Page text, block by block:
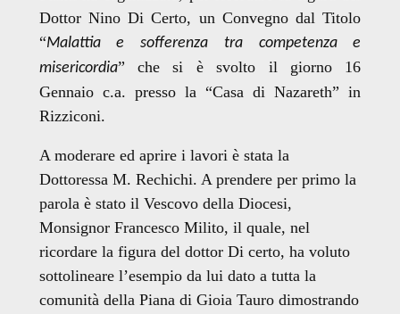
Dottor Nino Di Certo, un Convegno dal Titolo
“Malattia e sofferenza tra competenza e
misericordia” che si è svolto il giorno 16
Gennaio c.a. presso la “Casa di Nazareth” in
Rizziconi.
A moderare ed aprire i lavori è stata la
Dottoressa M. Rechichi. A prendere per primo la
parola è stato il Vescovo della Diocesi,
Monsignor Francesco Milito, il quale, nel
ricordare la figura del dottor Di certo, ha voluto
sottolineare l’esempio da lui dato a tutta la
comunità della Piana di Gioia Tauro dimostrando